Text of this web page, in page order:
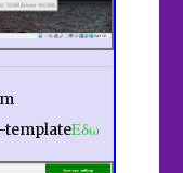
templateΕδω